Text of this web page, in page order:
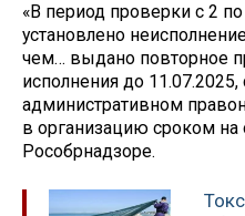
«В период проверки с 2
установлено
чем… выдано повторное
исполнения до 11.07.2025,
административном
в организацию сроком на
Рособрнадзоре.